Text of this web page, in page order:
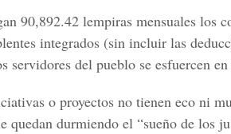
90,892.42 lempiras mensuales los
integrados (sin incluir las
servidores del pueblo se esfuercen
o proyectos no tienen eco ni
quedan durmiendo el “sueño de los